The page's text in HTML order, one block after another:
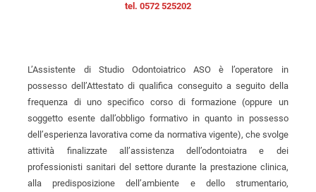
tel. 0572 525202
L’Assistente di Studio Odontoiatrico ASO è l’operatore in
possesso dell’Attestato di qualifica conseguito a seguito della
frequenza di uno specifico corso di formazione (oppure un
soggetto esente dall’obbligo formativo in quanto in possesso
dell’esperienza lavorativa come da normativa vigente), che svolge
attività finalizzate all’assistenza dell’odontoiatra e dei
professionisti sanitari del settore durante la prestazione clinica,
alla predisposizione dell’ambiente e dello strumentario,